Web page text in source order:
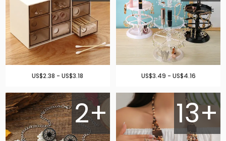
US$3.49 - US$4.16
US$2.38 - US$3.18
13+
2+